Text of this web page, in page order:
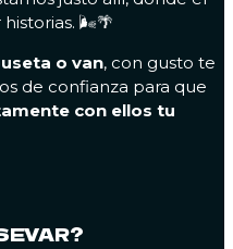
🌬️🌴
o van, con gusto te
de confianza para que
con ellos tu